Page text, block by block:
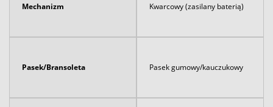
Mechanizm Kwarcowy (zasilany baterią)
Pasek/Bransoleta Pasek gumowy/kauczukowy